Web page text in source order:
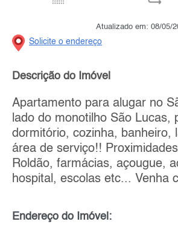
Atualizado em: 08/05/
Solicite o endereço
Descrição do Imóvel
Apartamento para alugar no
lado do monotilho São Lucas,
dormitório, cozinha, banheiro,
área de serviço!!
Roldão, farmácias, açougue,
hospital, escolas etc... Venha
Endereço do Imóvel: